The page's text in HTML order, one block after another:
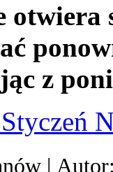
z
| Autor: